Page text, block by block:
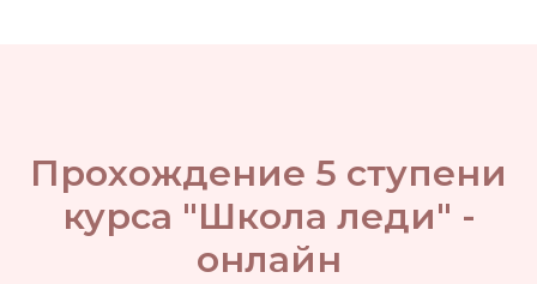
Прохождение 5 ступени
курса "Школа леди" -
онлайн